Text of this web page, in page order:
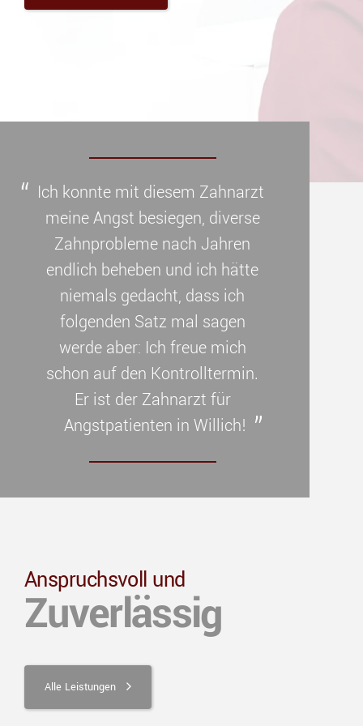
Ich konnte mit diesem Zahnarzt
meine Angst besiegen, diverse
Zahnprobleme nach Jahren
endlich beheben und ich hätte
niemals gedacht, dass ich
folgenden Satz mal sagen
werde aber: Ich freue mich
schon auf den Kontrolltermin.
Er ist der Zahnarzt für
Angstpatienten in Willich!
Anspruchsvoll und
Zuverlässig
Alle Leistungen